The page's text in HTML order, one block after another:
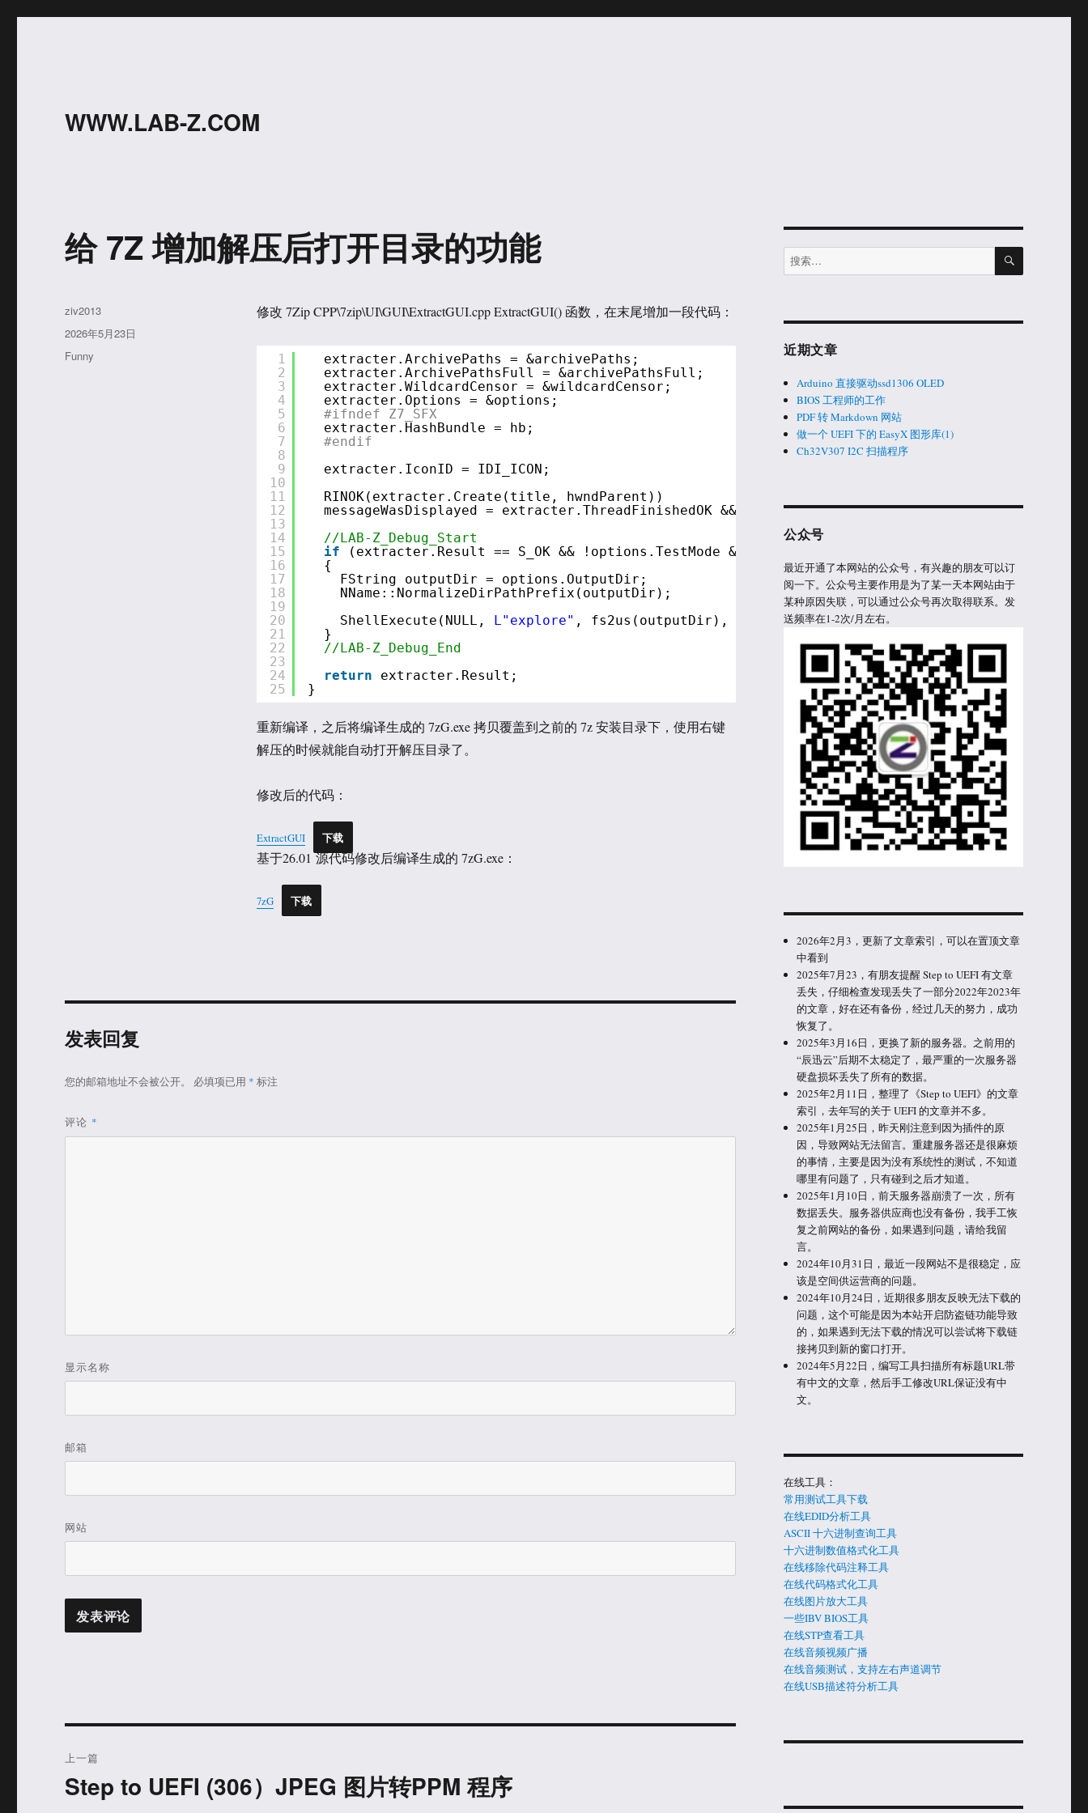
WWW.LAB-Z.COM
给 7Z 增加解压后打开目录的功能
修改 7Zip CPP\7zip\UI\GUI\ExtractGUI.cpp ExtractGUI() 函数，在末尾增加一段代码：
1
2
3
4
5
6
7
8
9
10
11
12
13
14
15
16
17
18
19
20
21
22
23
24
25
extracter.ArchivePaths = &archivePaths;
extracter.ArchivePathsFull = &archivePathsFull;
extracter.WildcardCensor = &wildcardCensor;
extracter.Options = &options;
#ifndef Z7_SFX
extracter.HashBundle = hb;
#endif
extracter.IconID = IDI_ICON;
RINOK(extracter.Create(title, hwndParent))
messageWasDisplayed = extracter.ThreadFinishedOK && extracter.MessagesDisplayed;
//LAB-Z_Debug_Start
if
(extracter.Result == S_OK && !options.TestMode && !options.OutputDir.IsEmpty())
{
FString outputDir = options.OutputDir;
NName::NormalizeDirPathPrefix(outputDir);
ShellExecute(NULL, L"explore" , fs2us(outputDir), NULL, NULL, SW_SHOWNORMAL);
}
//LAB-Z_Debug_End
return
extracter.Result;
}
重新编译，之后将编译生成的 7zG.exe 拷贝覆盖到之前的 7z 安装目录下，使用右键
解压的时候就能自动打开解压目录了。
修改后的代码：
ExtractGUI 下载
基于26.01 源代码修改后编译生成的 7zG.exe：
7zG 下载
作
者
ziv2013
发
布
2026年5月23日
分
Funny
发表回复
您的邮箱地址不会被公开。 必填项已用 * 标注
评论 *
显示名称
邮箱
网站
章
上一篇
上
Step to UEFI (306）JPEG 图片转PPM 程序
搜
索：
搜
近期文章
Arduino 直接驱动ssd1306 OLED
BIOS 工程师的工作
PDF 转 Markdown 网站
做一个 UEFI 下的 EasyX 图形库(1)
Ch32V307 I2C 扫描程序
公众号
最近开通了本网站的公众号，有兴趣的朋友可以订
阅一下。公众号主要作用是为了某一天本网站由于
某种原因失联，可以通过公众号再次取得联系。发
送频率在1-2次/月左右。
2026年2月3，更新了文章索引，可以在置顶文章
中看到
2025年7月23，有朋友提醒 Step to UEFI 有文章
丢失，仔细检查发现丢失了一部分2022年2023年
的文章，好在还有备份，经过几天的努力，成功
恢复了。
2025年3月16日，更换了新的服务器。之前用的
“辰迅云”后期不太稳定了，最严重的一次服务器
硬盘损坏丢失了所有的数据。
2025年2月11日，整理了《Step to UEFI》的文章
索引，去年写的关于 UEFI 的文章并不多。
2025年1月25日，昨天刚注意到因为插件的原
因，导致网站无法留言。重建服务器还是很麻烦
的事情，主要是因为没有系统性的测试，不知道
哪里有问题了，只有碰到之后才知道。
2025年1月10日，前天服务器崩溃了一次，所有
数据丢失。服务器供应商也没有备份，我手工恢
复之前网站的备份，如果遇到问题，请给我留
言。
2024年10月31日，最近一段网站不是很稳定，应
该是空间供运营商的问题。
2024年10月24日，近期很多朋友反映无法下载的
问题，这个可能是因为本站开启防盗链功能导致
的，如果遇到无法下载的情况可以尝试将下载链
接拷贝到新的窗口打开。
2024年5月22日，编写工具扫描所有标题URL带
有中文的文章，然后手工修改URL保证没有中
文。
在线工具：
常用测试工具下载
在线EDID分析工具
ASCII 十六进制查询工具
十六进制数值格式化工具
在线移除代码注释工具
在线代码格式化工具
在线图片放大工具
一些IBV BIOS工具
在线STP查看工具
在线音频视频广播
在线音频测试，支持左右声道调节
在线USB描述符分析工具